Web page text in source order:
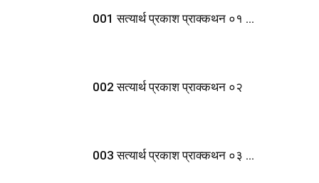
001 सत्यार्थ प्रकाश प्राक्कथन ०१ …
002 सत्यार्थ प्रकाश प्राक्कथन ०२
003 सत्यार्थ प्रकाश प्राक्कथन ०३ …